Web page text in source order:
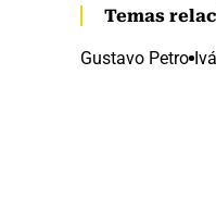
Temas
Gustavo Petro